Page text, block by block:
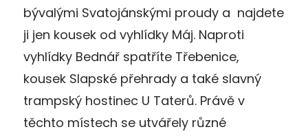
bývalými Svatojánskými proudy a najdete
ji jen kousek od vyhlídky Máj. Naproti
vyhlídky Bednář spatříte Třebenice,
kousek Slapské přehrady a také slavný
trampský hostinec U Taterů. Právě v
těchto místech se utvářely různé